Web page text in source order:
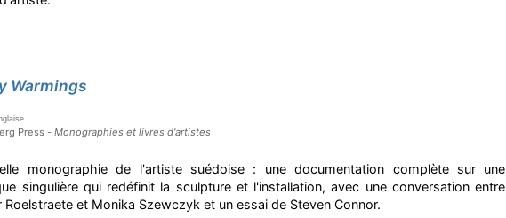
Warmings
Press -Monographies et livres d'artistes
monographie de l'artiste suédoise : une documentation complète sur une
singulière qui redéfinit la sculpture et l'installation, avec une conversation entre
Roelstraete et Monika Szewczyk et un essai de Steven Connor.